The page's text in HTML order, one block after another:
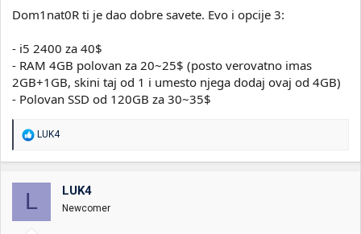
Dom1nat0R ti je dao dobre savete. Evo i opcije 3:
- i5 2400 za 40$
- RAM 4GB polovan za 20~25$ (posto verovatno imas
2GB+1GB, skini taj od 1 i umesto njega dodaj ovaj od 4GB)
- Polovan SSD od 120GB za 30~35$
R
o
a
n
LUK4
L LUK4
Newcomer